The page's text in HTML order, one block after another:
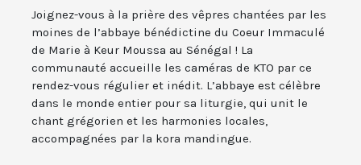
Joignez-vous à la prière des vêpres chantées par les
moines de l’abbaye bénédictine du Coeur Immaculé
de Marie à Keur Moussa au Sénégal ! La
communauté accueille les caméras de KTO par ce
rendez-vous régulier et inédit. L’abbaye est célèbre
dans le monde entier pour sa liturgie, qui unit le
chant grégorien et les harmonies locales,
accompagnées par la kora mandingue.